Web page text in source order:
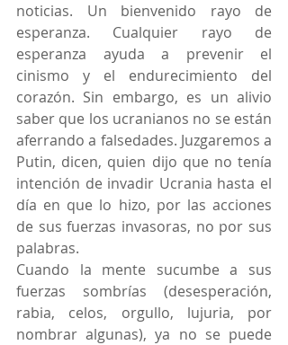
noticias. Un bienvenido rayo de
esperanza. Cualquier rayo de
esperanza ayuda a prevenir el
cinismo y el endurecimiento del
corazón. Sin embargo, es un alivio
saber que los ucranianos no se están
aferrando a falsedades. Juzgaremos a
Putin, dicen, quien dijo que no tenía
intención de invadir Ucrania hasta el
día en que lo hizo, por las acciones
de sus fuerzas invasoras, no por sus
palabras.
Cuando la mente sucumbe a sus
fuerzas sombrías (desesperación,
rabia, celos, orgullo, lujuria, por
nombrar algunas), ya no se puede